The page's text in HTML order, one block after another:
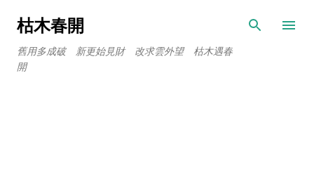
スキップしてメイン コンテンツに移動
枯木春開
舊用多成破 新更始見財 改求雲外望 枯木遇春
開